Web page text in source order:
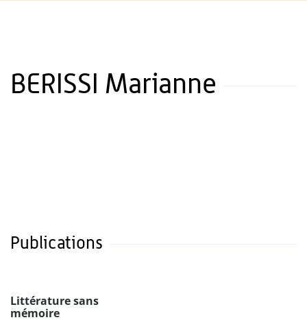
BERISSI Marianne
Publications
Littérature sans
mémoire